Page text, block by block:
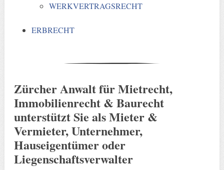
WERKVERTRAGSRECHT
ERBRECHT
Zürcher Anwalt für Mietrecht,
Immobilienrecht & Baurecht
unterstützt Sie als Mieter &
Vermieter, Unternehmer,
Hauseigentümer oder
Liegenschaftsverwalter